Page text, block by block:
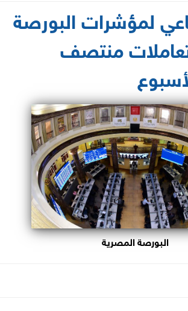
لمؤشرات البورصة
منتصف
البورصة المصرية